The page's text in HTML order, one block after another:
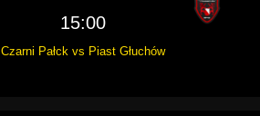
15:00
Czarni Pałck vs Piast Głuchów